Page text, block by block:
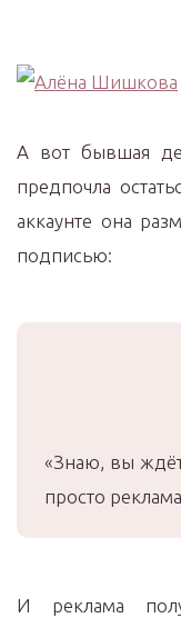
А вот бывшая
предпочла
аккаунте она
подписью:
«Знаю, вы
просто
И реклама